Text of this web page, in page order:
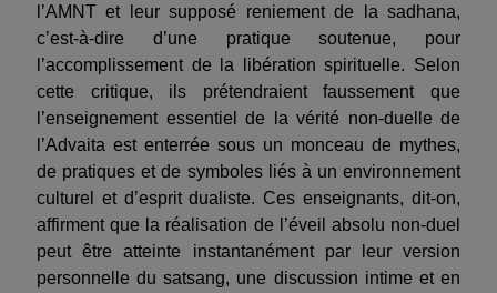
l’AMNT et leur supposé reniement de la sadhana,
c’est-à-dire d’une pratique soutenue, pour
l’accomplissement de la libération spirituelle. Selon
cette critique, ils prétendraient faussement que
l’enseignement essentiel de la vérité non-duelle de
l’Advaita est enterrée sous un monceau de mythes,
de pratiques et de symboles liés à un environnement
culturel et d’esprit dualiste. Ces enseignants, dit-on,
affirment que la réalisation de l’éveil absolu non-duel
peut être atteinte instantanément par leur version
personnelle du satsang, une discussion intime et en